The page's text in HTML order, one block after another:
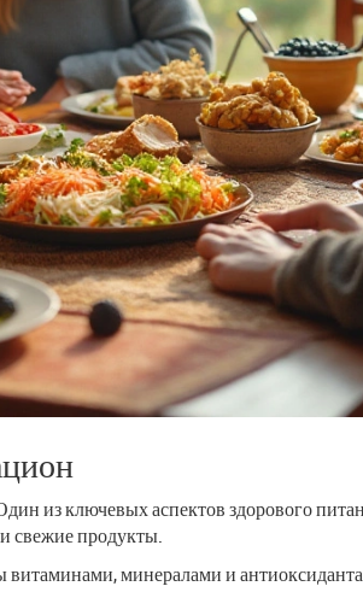
из ключевых аспектов здорового
свежие продукты.
минералами и